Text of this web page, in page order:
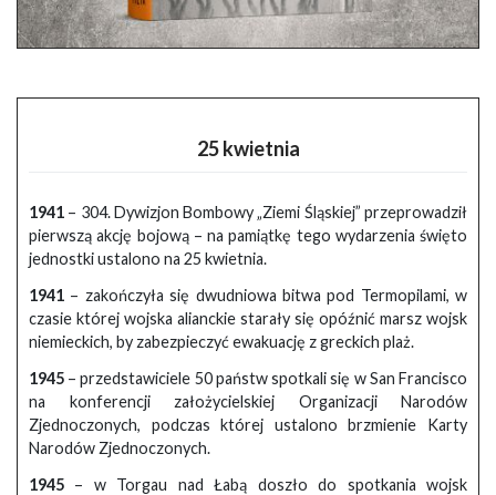
25 kwietnia
1941 – 304. Dywizjon Bombowy „Ziemi Śląskiej” przeprowadził
pierwszą akcję bojową – na pamiątkę tego wydarzenia święto
jednostki ustalono na 25 kwietnia.
1941 – zakończyła się dwudniowa bitwa pod Termopilami, w
czasie której wojska alianckie starały się opóźnić marsz wojsk
niemieckich, by zabezpieczyć ewakuację z greckich plaż.
1945 – przedstawiciele 50 państw spotkali się w San Francisco
na konferencji założycielskiej Organizacji Narodów
Zjednoczonych, podczas której ustalono brzmienie Karty
Narodów Zjednoczonych.
1945 – w Torgau nad Łabą doszło do spotkania wojsk